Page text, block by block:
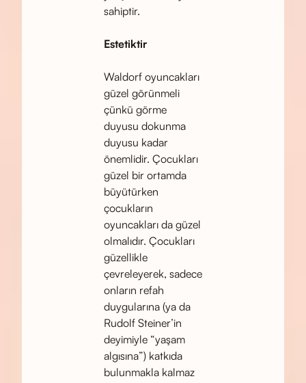
sahiptir.
Estetiktir
Waldorf oyuncakları
güzel görünmeli
çünkü görme
duyusu dokunma
duyusu kadar
önemlidir. Çocukları
güzel bir ortamda
büyütürken
çocukların
oyuncakları da güzel
olmalıdır. Çocukları
güzellikle
çevreleyerek, sadece
onların refah
duygularına (ya da
Rudolf Steiner’in
deyimiyle “yaşam
algısına”) katkıda
bulunmakla kalmaz